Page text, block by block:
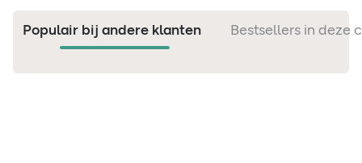
Populair bij andere klanten Bestsellers in deze